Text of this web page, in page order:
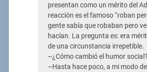
presentan como un mérito del
reacción es el famoso “roban
gente sabía que robaban pero
hacían. La pregunta es: era
de una circunstancia irrepetible.
–¿Cómo cambió el humor social?
–Hasta hace poco, a mi modo de